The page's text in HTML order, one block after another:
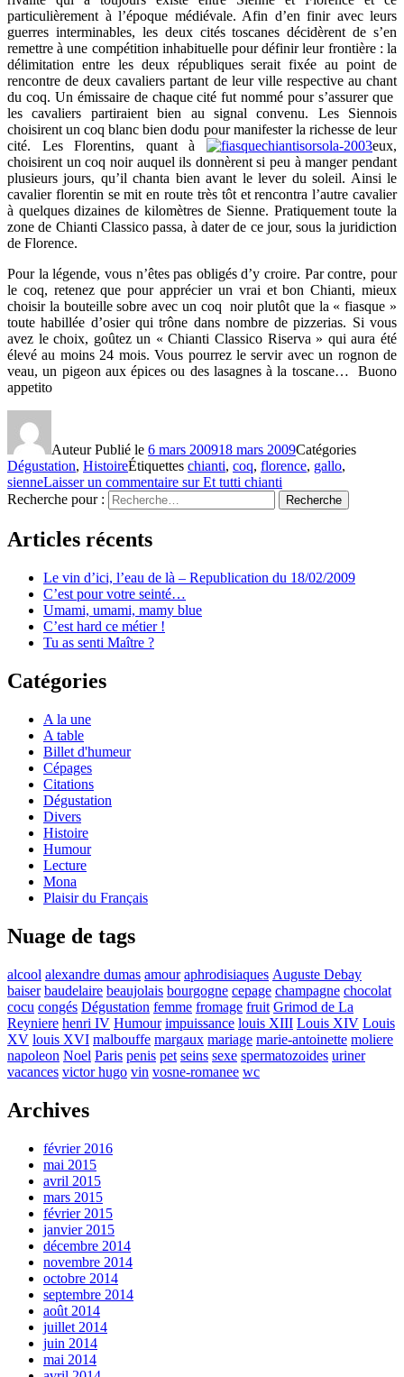
particulièrement à l’époque médiévale. Afin d’en finir avec leurs
guerres interminables, les deux cités toscanes décidèrent de s’en
remettre à une compétition inhabituelle pour définir leur frontière : la
délimitation entre les deux républiques serait fixée au point de
rencontre de deux cavaliers partant de leur ville respective au chant
du coq. Un émissaire de chaque cité fut nommé pour s’assurer que
les cavaliers partiraient bien au signal convenu. Les Siennois
choisirent un coq blanc bien dodu pour manifester la richesse de leur
cité. Les Florentins, quant à
eux,
choisirent un coq noir auquel ils donnèrent si peu à manger pendant
plusieurs jours, qu’il chanta bien avant le lever du soleil. Ainsi le
cavalier florentin se mit en route très tôt et rencontra l’autre cavalier
à quelques dizaines de kilomètres de Sienne. Pratiquement toute la
zone de Chianti Classico passa, à dater de ce jour, sous la juridiction
de Florence.
Pour la légende, vous n’êtes pas obligés d’y croire. Par contre, pour
le coq, retenez que pour apprécier un vrai et bon Chianti, mieux
choisir la bouteille sobre avec un coq noir plutôt que la « fiasque »
toute habillée d’osier qui trône dans nombre de pizzerias. Si vous
avez le choix, goûtez un « Chianti Classico Riserva » qui aura été
élevé au moins 24 mois. Vous pourrez le servir avec un rognon de
veau, un pigeon aux épices ou des lasagnes à la toscane… Buono
appetito
AuteurPublié le 6 mars 200918 mars 2009Catégories
Dégustation, HistoireÉtiquettes chianti, coq, florence, gallo,
sienneLaisser un commentaire sur Et tutti chianti
Recherche pour :
Recherche
Articles récents
Le vin d’ici, l’eau de là – Republication du 18/02/2009
C’est pour votre seinté…
Umami, umami, mamy blue
C’est hard ce métier !
Tu as senti Maître ?
Catégories
A la une
A table
Billet d'humeur
Cépages
Citations
Dégustation
Divers
Histoire
Humour
Lecture
Mona
Plaisir du Français
Nuage de tags
alcool alexandre dumas amour aphrodisiaques Auguste Debay
baiser baudelaire beaujolais bourgogne cepage champagne chocolat
cocu congés Dégustation femme fromage fruit Grimod de La
Reyniere henri IV Humour impuissance louis XIII Louis XIV Louis
XV louis XVI malbouffe margaux mariage marie-antoinette moliere
napoleon Noel Paris penis pet seins sexe spermatozoides uriner
vacances victor hugo vin vosne-romanee wc
Archives
février 2016
mai 2015
avril 2015
mars 2015
février 2015
janvier 2015
décembre 2014
novembre 2014
octobre 2014
septembre 2014
août 2014
juillet 2014
juin 2014
mai 2014